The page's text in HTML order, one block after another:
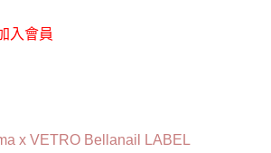
入會員
x VETRO Bellanail LABEL